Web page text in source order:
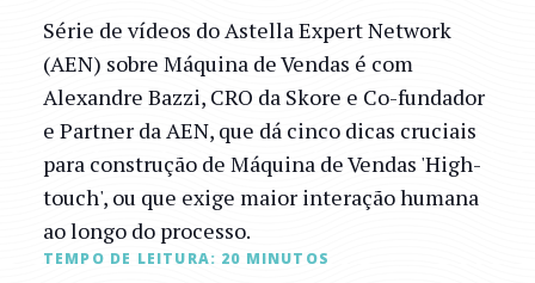
Série de vídeos do Astella Expert Network
(AEN) sobre Máquina de Vendas é com
Alexandre Bazzi, CRO da Skore e Co-fundador
e Partner da AEN, que dá cinco dicas cruciais
para construção de Máquina de Vendas 'High-
touch', ou que exige maior interação humana
ao longo do processo.
TEMPO DE LEITURA: 20 MINUTOS